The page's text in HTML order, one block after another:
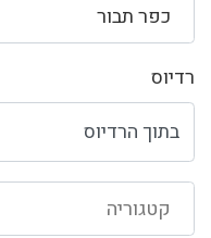
כפר תבור
רדיוס
קטגוריה